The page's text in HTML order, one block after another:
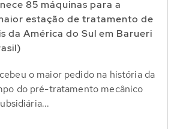
85 máquinas para a
estação de tratamento de
da América do Sul em Barueri
o maior pedido na história da
do pré-tratamento mecânico